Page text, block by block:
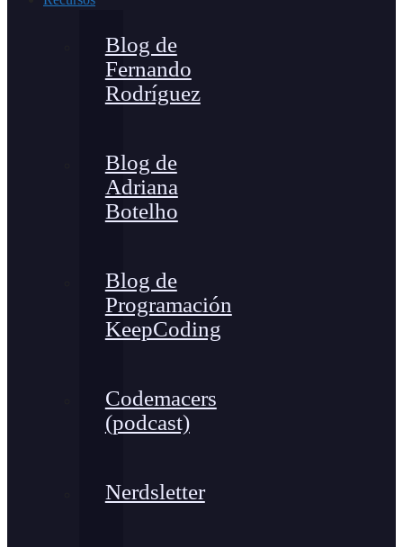
Blog de
Fernando
Rodríguez
Blog de
Adriana
Botelho
Blog de
Programación
KeepCoding
Codemacers
(podcast)
Nerdsletter